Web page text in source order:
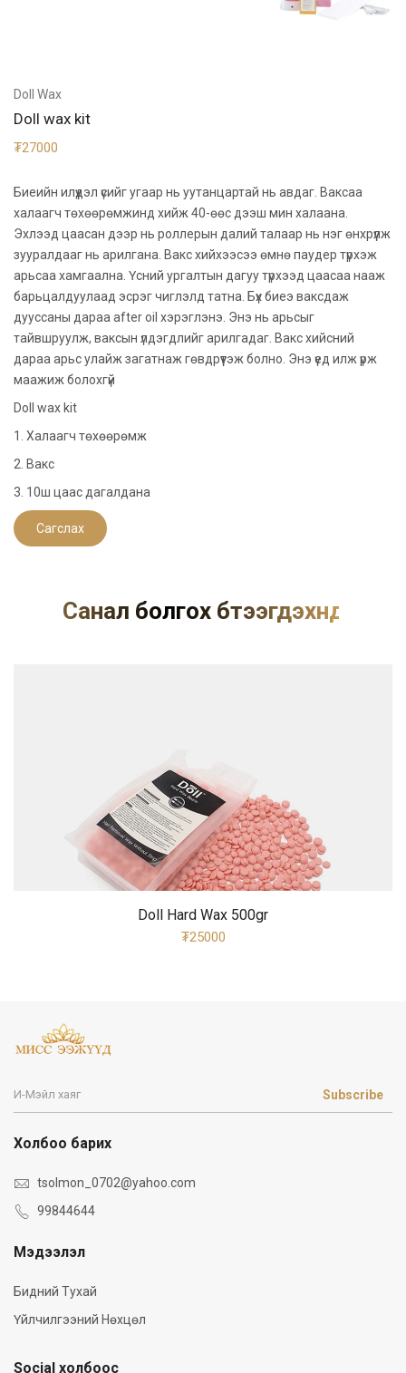
Doll Wax
Doll wax kit
₮27000
Биеийн илүүдэл үсийг угаар нь уутанцартай нь авдаг. Ваксаа
халаагч төхөөрөмжинд хийж 40-өөс дээш мин халаана.
Эхлээд цаасан дээр нь роллерын далий талаар нь нэг өнхрүүлж
зууралдааг нь арилгана. Вакс хийхээсээ өмнө паудер түрхэж
арьсаа хамгаална. Үсний ургалтын дагуу түрхээд цаасаа нааж
барьцалдуулаад эсрэг чиглэлд татна. Бүх биеэ ваксдаж
дууссаны дараа after oil хэрэглэнэ. Энэ нь арьсыг
тайвшруулж, ваксын үлдэгдлийг арилгадаг. Вакс хийсний
дараа арьс улайж загатнаж гөвдрүүтэж болно. Энэ үед илж үрж
маажиж болохгүй
Doll wax kit
1. Халаагч төхөөрөмж
2. Вакс
3. 10ш цаас дагалдана
Сагслах
Санал болгох бүтээгдэхүүнүүд
Doll Hard Wax 500gr
₮25000
Subscribe
Холбоо барих
tsolmon_0702@yahoo.com
99844644
Мэдээлэл
Бидний Тухай
Үйлчилгээний Нөхцөл
Social холбоос